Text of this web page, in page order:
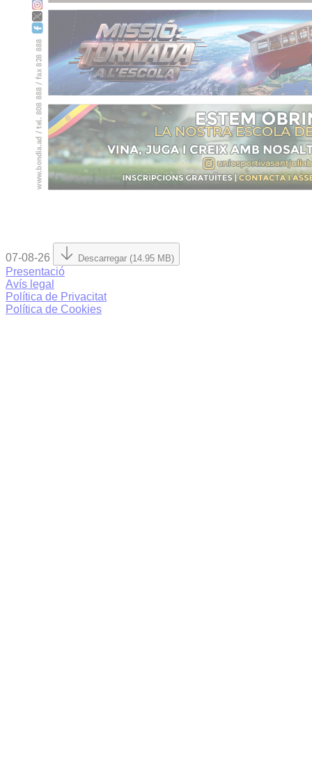
07-08-26 Descarregar (14.95 MB)
Presentació
Avís legal
Política de Privacitat
Política de Cookies